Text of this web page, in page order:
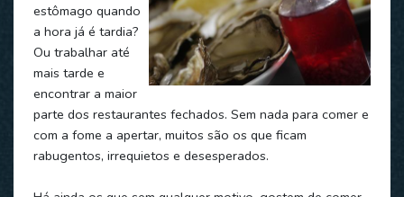
estômago quando
a hora já é tardia?
Ou trabalhar até
mais tarde e
encontrar a maior
parte dos restaurantes fechados. Sem nada para comer e
com a fome a apertar, muitos são os que ficam
rabugentos, irrequietos e desesperados.